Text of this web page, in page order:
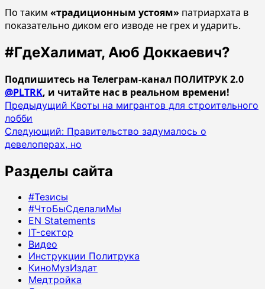
По таким «традиционным устоям» патриархата в
показательно диком его изводе не грех и ударить.
#ГдеХалимат, Аюб Доккаевич?
Подпишитесь на Телеграм-канал ПОЛИТРУК 2.0
@PLTRK, и читайте нас в реальном времени!
Навигация
записи
Предыдущий Квоты на мигрантов для строительного
лобби
Следующий: Правительство задумалось о
девелоперах, но
Разделы сайта
#Тезисы
#ЧтоБыСделалиМы
EN Statements
IT-сектор
Видео
Инструкции Политрука
КиноМузИздат
Медтройка